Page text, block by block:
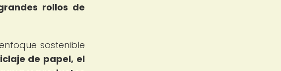
rollos de
sostenible
de papel, el